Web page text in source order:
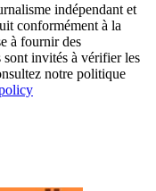
indépendant et
conformément à la
à fournir des
sont invités à vérifier les
notre politique